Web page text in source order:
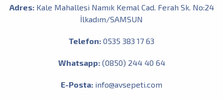
Adres:Kale Mahallesi Namık Kemal Cad. Ferah Sk. No:24
İlkadım/SAMSUN
Telefon: 0535 383 17 63
Whatsapp:(0850) 244 40 64
E-Posta: info@avsepeti.com